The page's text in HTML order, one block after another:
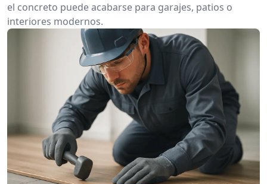
el concreto puede acabarse para garajes, patios o
interiores modernos.